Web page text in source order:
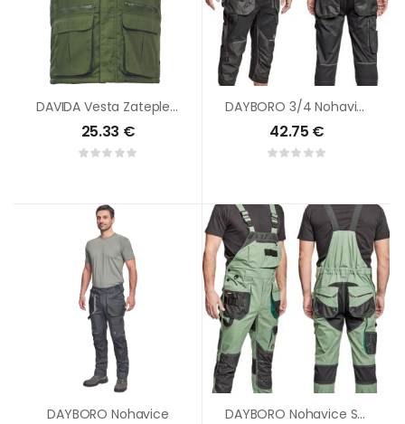
DAVIDA Vesta Zateplená
25.33 €
DAYBORO 3/4 Nohavice
42.75 €
DAYBORO Nohavice DAYBORO Nohavice S Trakmi